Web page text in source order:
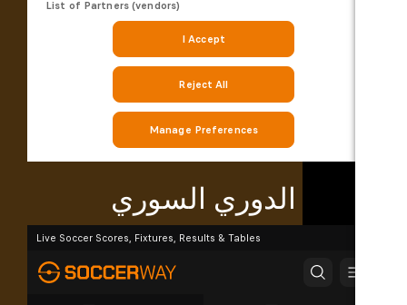
الدوري السوري